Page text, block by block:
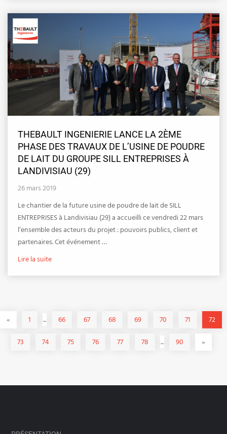
THEBAULT INGENIERIE LANCE LA 2ÈME
PHASE DES TRAVAUX DE L’USINE DE POUDRE
DE LAIT DU GROUPE SILL ENTREPRISES À
LANDIVISIAU (29)
26 mars 2019
Le chantier de la future usine de poudre de lait de SILL
ENTREPRISES à Landivisiau (29) a accueilli ce vendredi 22 mars
l’ensemble des acteurs du projet : pouvoirs publics, client et
partenaires. Cet événement …
Lire la suite
« 1 ... 66 67 68 69 70 71
72
73
74 75 76 77 78 ... 90 »